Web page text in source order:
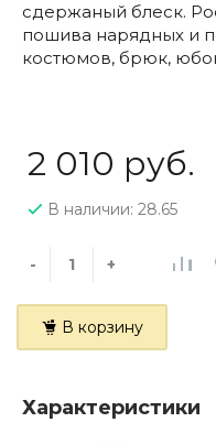
сдержаный блеск.
пошива нарядных и
костюмов, брюк,
2 010 руб.
В наличии: 28.65
- +
В корзину
Характеристики